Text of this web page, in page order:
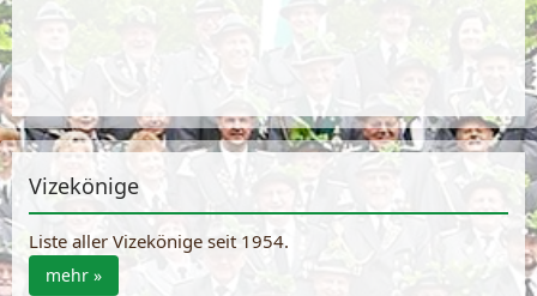
Vizekönige
Liste aller Vizekönige seit 1954.
mehr »